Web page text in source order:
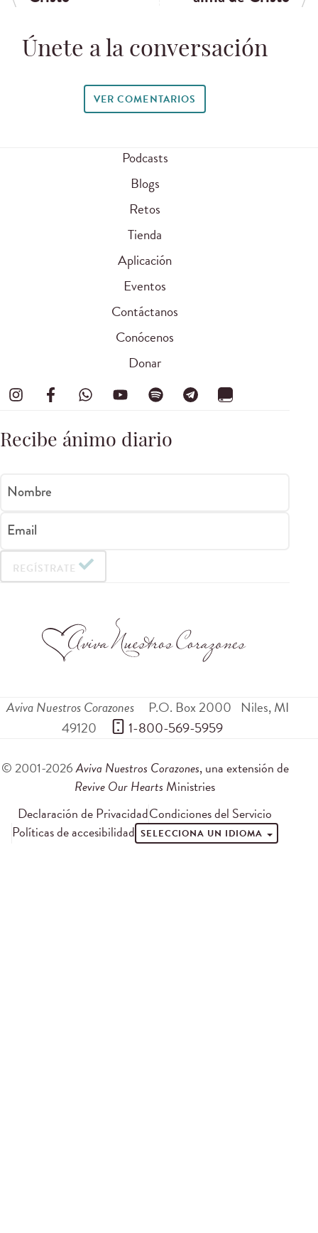
Únete a la conversación
VER COMENTARIOS
Podcasts
Blogs
Retos
Tienda
Aplicación
Eventos
Contáctanos
Conócenos
Donar
Recibe ánimo diario
Nombre
Email
REGÍSTRATE
Aviva Nuestros Corazones P.O. Box 2000 Niles,MI
49120
1-800-569-5959
© 2001-2026Aviva Nuestros Corazones, una extensión de
Revive Our Hearts Ministries
Declaración de PrivacidadCondiciones del Servicio
Políticas de accesibilidad SELECCIONA UN IDIOMA